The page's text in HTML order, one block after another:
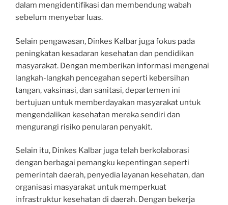
dalam mengidentifikasi dan membendung wabah
sebelum menyebar luas.
Selain pengawasan, Dinkes Kalbar juga fokus pada
peningkatan kesadaran kesehatan dan pendidikan
masyarakat. Dengan memberikan informasi mengenai
langkah-langkah pencegahan seperti kebersihan
tangan, vaksinasi, dan sanitasi, departemen ini
bertujuan untuk memberdayakan masyarakat untuk
mengendalikan kesehatan mereka sendiri dan
mengurangi risiko penularan penyakit.
Selain itu, Dinkes Kalbar juga telah berkolaborasi
dengan berbagai pemangku kepentingan seperti
pemerintah daerah, penyedia layanan kesehatan, dan
organisasi masyarakat untuk memperkuat
infrastruktur kesehatan di daerah. Dengan bekerja